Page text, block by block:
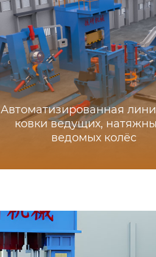
Автоматизированная
ковки ведущих,
ведомых колёс